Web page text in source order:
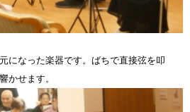
になった楽器です。ばちで直接弦を叩
かせます。